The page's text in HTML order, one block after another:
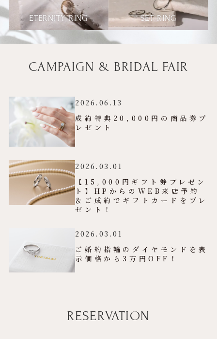
ETERNITY RING SET RING
CAMPAIGN & BRIDAL FAIR
2026.06.13
成約特典20,000円の商品券プ
レゼント
2026.03.01
【15,000円ギフト券プレゼン
ト】HPからのWEB来店予約
＆ご成約でギフトカードをプレ
ゼント！
2026.03.01
ご婚約指輪のダイヤモンドを表
示価格から3万円OFF！
RESERVATION